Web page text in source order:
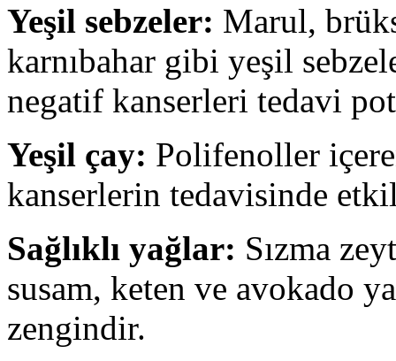
Yeşil sebzeler: Marul,
karnıbahar gibi yeşil
negatif kanserleri tedavi
Yeşil çay: Polifenoller
kanserlerin tedavisinde
Sağlıklı yağlar: Sızma
susam, keten ve avokado
zengindir.